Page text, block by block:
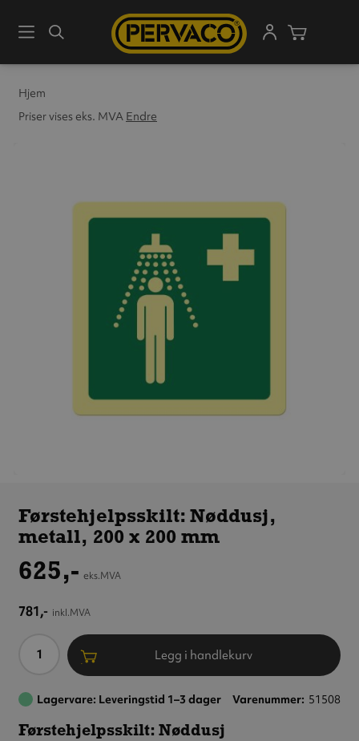
MenySøk
Hjem
Priser vises eks. MVA Endre
200 x 200 mm
Førstehjelpsskilt: Nøddusj,
metall, 200 x 200 mm
625,- eks.MVA
781,- inkl.MVA
Antall Legg i handlekurv
Lagervare: Leveringstid 1–3 dager Varenummer 51508
Førstehjelpsskilt: Nøddusj